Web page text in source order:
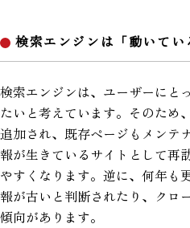
検索エンジンは「動いて
検索エンジンは、ユーザーにと
たいと考えています。そのため
追加され、既存ページもメンテ
報が生きているサイトとして再
やすくなります。逆に、何年も
報が古いと判断されたり、クロ
傾向があります。